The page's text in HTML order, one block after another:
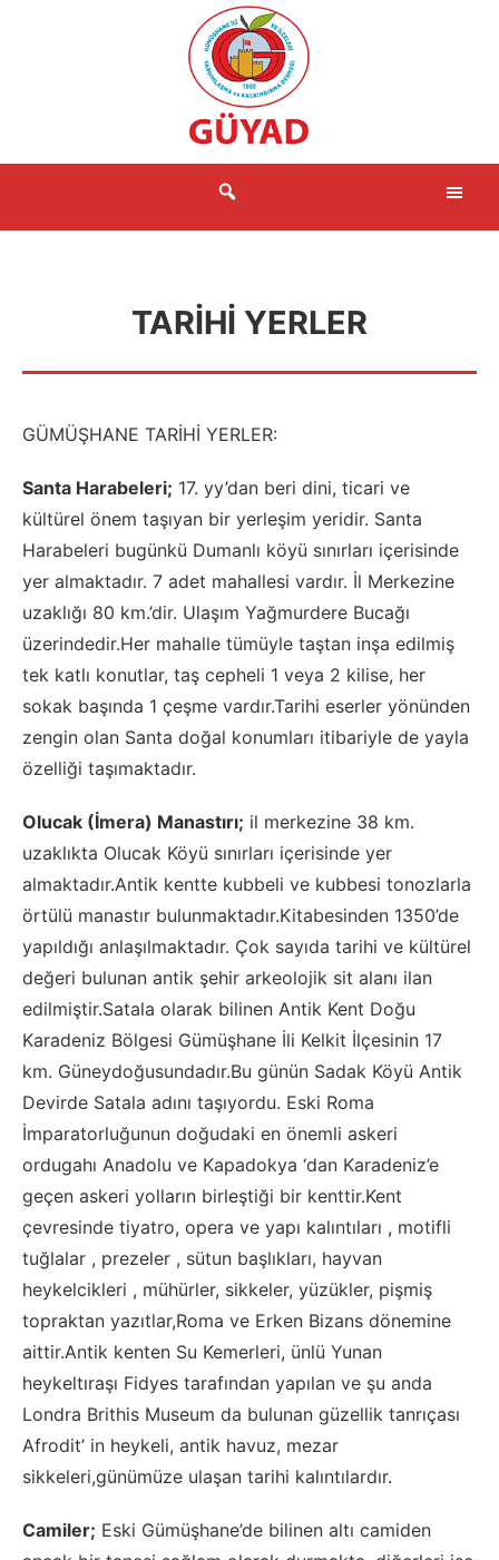
TARIHI YERLER
GÜMÜŞHANE TARİHİ YERLER:
Santa Harabeleri; 17. yy’dan beri dini, ticari ve
kültürel önem taşıyan bir yerleşim yeridir. Santa
Harabeleri bugünkü Dumanlı köyü sınırları içerisinde
yer almaktadır. 7 adet mahallesi vardır. İl Merkezine
uzaklığı 80 km.’dir. Ulaşım Yağmurdere Bucağı
üzerindedir.Her mahalle tümüyle taştan inşa edilmiş
tek katlı konutlar, taş cepheli 1 veya 2 kilise, her
sokak başında 1 çeşme vardır.Tarihi eserler yönünden
zengin olan Santa doğal konumları itibariyle de yayla
özelliği taşımaktadır.
Olucak (İmera) Manastırı; il merkezine 38 km.
uzaklıkta Olucak Köyü sınırları içerisinde yer
almaktadır.Antik kentte kubbeli ve kubbesi tonozlarla
örtülü manastır bulunmaktadır.Kitabesinden 1350’de
yapıldığı anlaşılmaktadır. Çok sayıda tarihi ve kültürel
değeri bulunan antik şehir arkeolojik sit alanı ilan
edilmiştir.Satala olarak bilinen Antik Kent Doğu
Karadeniz Bölgesi Gümüşhane İli Kelkit İlçesinin 17
km. Güneydoğusundadır.Bu günün Sadak Köyü Antik
Devirde Satala adını taşıyordu. Eski Roma
İmparatorluğunun doğudaki en önemli askeri
ordugahı Anadolu ve Kapadokya ‘dan Karadeniz’e
geçen askeri yolların birleştiği bir kenttir.Kent
çevresinde tiyatro, opera ve yapı kalıntıları , motifli
tuğlalar , prezeler , sütun başlıkları, hayvan
heykelcikleri , mühürler, sikkeler, yüzükler, pişmiş
topraktan yazıtlar,Roma ve Erken Bizans dönemine
aittir.Antik kenten Su Kemerleri, ünlü Yunan
heykeltıraşı Fidyes tarafından yapılan ve şu anda
Londra Brithis Museum da bulunan güzellik tanrıçası
Afrodit’ in heykeli, antik havuz, mezar
sikkeleri,günümüze ulaşan tarihi kalıntılardır.
Camiler; Eski Gümüşhane’de bilinen altı camiden